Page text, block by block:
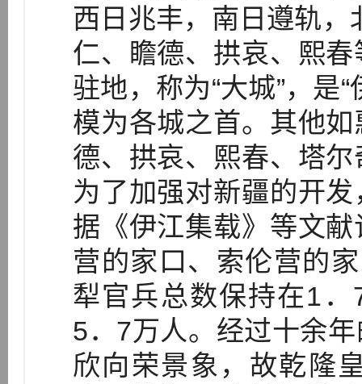
西日兆丰，南日遵轨，
仁、瞻德、拱哀、熙
驻地，称为“大城”，是
模为各城之首。其他
德、拱哀、熙春、塔
为了加强对新疆的开
据《伊江集载》等文
营的家口、索伦营的
犁官兵总数保持在1
5．7万人。经过十余
欣向荣景象，故乾隆